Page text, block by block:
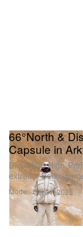
Mode
66°North &
Capsule in
Die FW25 High-
extreme
Oct 21, 2025